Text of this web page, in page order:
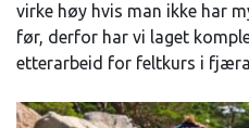
virke høy hvis man ikke har
før, derfor har vi laget
etterarbeid for feltkurs i